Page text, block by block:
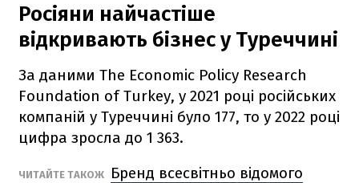
Росіяни найчастіше
відкривають бізнес у Туреччині
За даними The Economic Policy Research
Foundation of Turkey, у 2021 році російських
компаній у Туреччині було 177, то у 2022 році
цифра зросла до 1 363.
ЧИТАЙТЕ ТАКОЖ
Бренд всесвітньо відомого